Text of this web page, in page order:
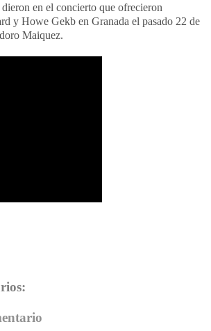
dieron en el concierto que ofrecieron
y Howe Gekb en Granada el pasado 22 de
Maiquez.